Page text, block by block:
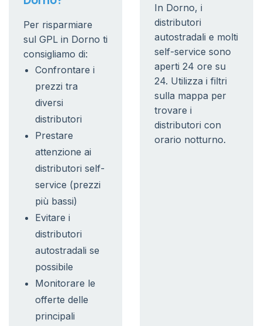
Per risparmiare
sul GPL in Dorno ti
consigliamo di:
Confrontare i
prezzi tra
diversi
distributori
Prestare
attenzione ai
distributori self-
service (prezzi
più bassi)
Evitare i
distributori
autostradali se
possibile
Monitorare le
offerte delle
principali
In Dorno, i
distributori
autostradali e molti
self-service sono
aperti 24 ore su
24. Utilizza i filtri
sulla mappa per
trovare i
distributori con
orario notturno.